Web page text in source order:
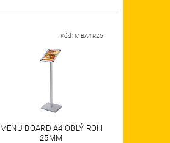
Kód: MBA4R25
MENU BOARD A4 OBLÝ ROH
25MM